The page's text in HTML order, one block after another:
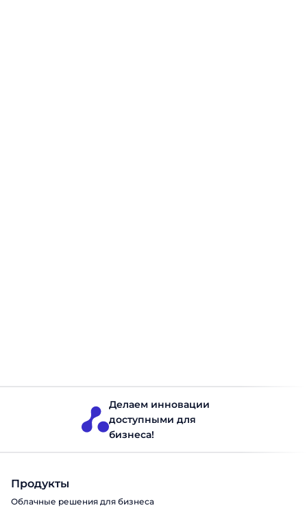
Делаем инновации
доступными для
бизнеса!
Продукты
Облачные решения для бизнеса